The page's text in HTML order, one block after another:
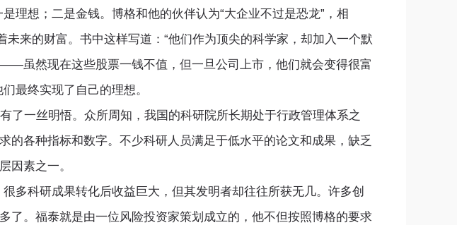
想；二是金钱。博格和他的伙伴认为“大企业不过是恐龙”，相
来的财富。书中这样写道：“他们作为顶尖的科学家，却加入一个默
虽然现在这些股票一钱不值，但一旦公司上市，他们就会变得很富
最终实现了自己的理想。
一丝明悟。众所周知，我国的科研院所长期处于行政管理体系之
各种指标和数字。不少科研人员满足于低水平的论文和成果，缺乏
因素之一。
科研成果转化后收益巨大，但其发明者却往往所获无几。许多创
了。福泰就是由一位风险投资家策划成立的，他不但按照博格的要求